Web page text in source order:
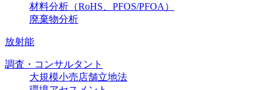
材料分析（RoHS、PFOS/PFOA）
廃棄物分析
放射能
調査・コンサルタント
大規模小売店舗立地法